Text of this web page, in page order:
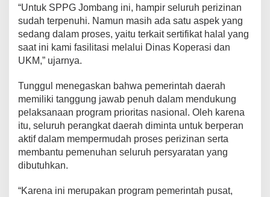
“Untuk SPPG Jombang ini, hampir seluruh perizinan
sudah terpenuhi. Namun masih ada satu aspek yang
sedang dalam proses, yaitu terkait sertifikat halal yang
saat ini kami fasilitasi melalui Dinas Koperasi dan
UKM,” ujarnya.
Tunggul menegaskan bahwa pemerintah daerah
memiliki tanggung jawab penuh dalam mendukung
pelaksanaan program prioritas nasional. Oleh karena
itu, seluruh perangkat daerah diminta untuk berperan
aktif dalam mempermudah proses perizinan serta
membantu pemenuhan seluruh persyaratan yang
dibutuhkan.
“Karena ini merupakan program pemerintah pusat,